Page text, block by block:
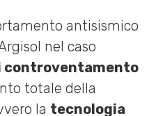
antisismico
nel caso
controventamento
totale della
la tecnologia